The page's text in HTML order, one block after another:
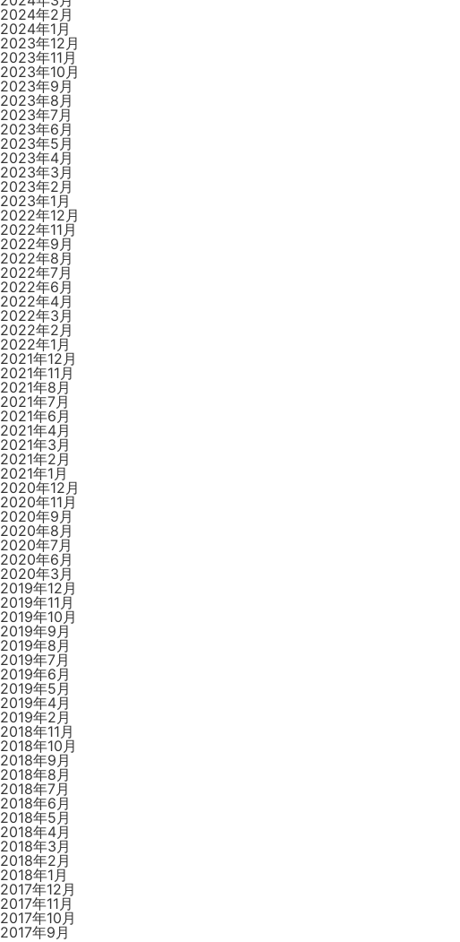
2024年2月
2024年1月
2023年12月
2023年11月
2023年10月
2023年9月
2023年8月
2023年7月
2023年6月
2023年5月
2023年4月
2023年3月
2023年2月
2023年1月
2022年12月
2022年11月
2022年9月
2022年8月
2022年7月
2022年6月
2022年4月
2022年3月
2022年2月
2022年1月
2021年12月
2021年11月
2021年8月
2021年7月
2021年6月
2021年4月
2021年3月
2021年2月
2021年1月
2020年12月
2020年11月
2020年9月
2020年8月
2020年7月
2020年6月
2020年3月
2019年12月
2019年11月
2019年10月
2019年9月
2019年8月
2019年7月
2019年6月
2019年5月
2019年4月
2019年2月
2018年11月
2018年10月
2018年9月
2018年8月
2018年7月
2018年6月
2018年5月
2018年4月
2018年3月
2018年2月
2018年1月
2017年12月
2017年11月
2017年10月
2017年9月